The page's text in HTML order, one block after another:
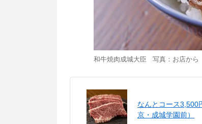
和牛焼肉成城大臣 写真：お店から
なんとコース3,500
京・成城学園前）